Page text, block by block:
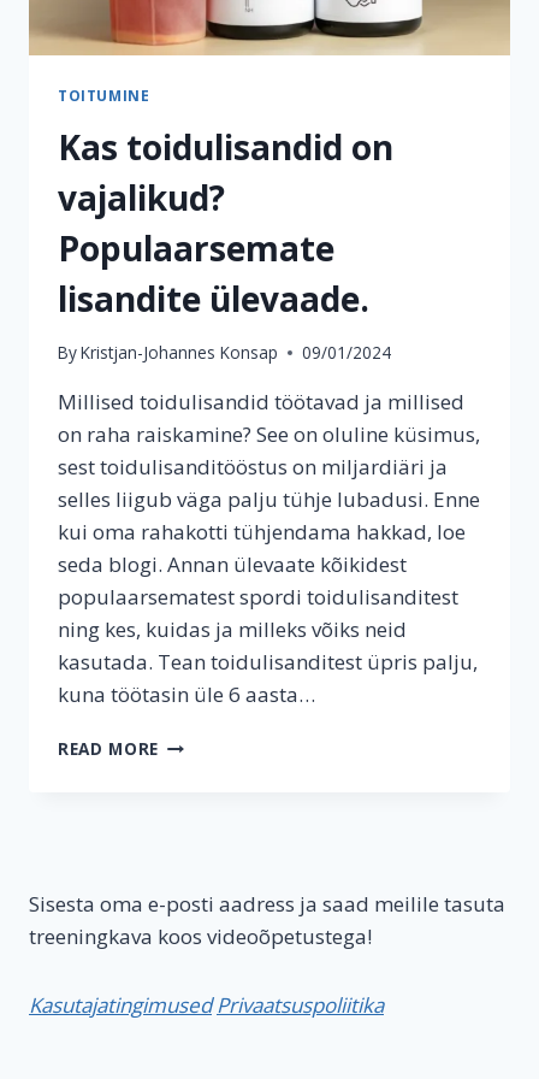
TOITUMINE
Kas toidulisandid on
vajalikud?
Populaarsemate
lisandite ülevaade.
ByKristjan-Johannes Konsap 09/01/2024
Millised toidulisandid töötavad ja millised
on raha raiskamine? See on oluline küsimus,
sest toidulisanditööstus on miljardiäri ja
selles liigub väga palju tühje lubadusi. Enne
kui oma rahakotti tühjendama hakkad, loe
seda blogi. Annan ülevaate kõikidest
populaarsematest spordi toidulisanditest
ning kes, kuidas ja milleks võiks neid
kasutada. Tean toidulisanditest üpris palju,
kuna töötasin üle 6 aasta…
READ MORE KAS
ÜLEVAADE.
Sisesta oma e-posti aadress ja saad meilile tasuta
treeningkava koos videoõpetustega!
Kasutajatingimused Privaatsuspoliitika